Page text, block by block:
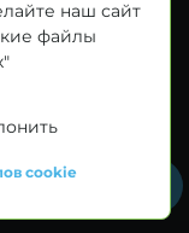
14.04.2020 г.
информационный
исключительной
на сайте
публичной офертой.
услуги можно
наш сайт
файлы
cookie